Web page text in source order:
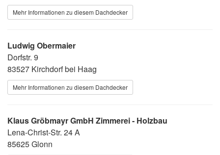
Mehr Informationen zu diesem Dachdecker
Ludwig Obermaier
Dorfstr. 9
83527 Kirchdorf bei Haag
Mehr Informationen zu diesem Dachdecker
Klaus Gröbmayr GmbH Zimmerei - Holzbau
Lena-Christ-Str. 24 A
85625 Glonn